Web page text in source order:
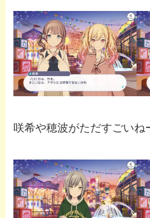
咲希や穂波がただすごいね